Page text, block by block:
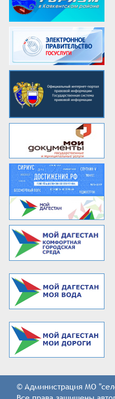
© Администрация МО